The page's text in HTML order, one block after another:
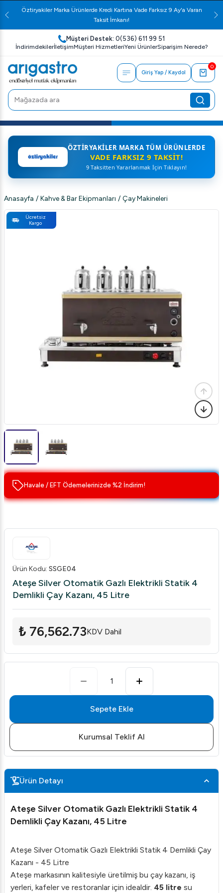
Öztiryakiler Marka Ürünlerde Kredi Kartına Vade Farksız 9 Ay'a Varan
Taksit İmkanı!
Müşteri Destek: 0(536) 611 99 51
İndirimdekilerİletişimMüşteri HizmetleriYeni ÜrünlerSiparişim Nerede?
Giriş Yap / Kaydol
0
ÖZTIRYAKILER MARKA TÜM ÜRÜNLERDE
VADE FARKSIZ 9 TAKSIT!
9 Taksitten Yararlanmak İçin Tıklayın!
Anasayfa / Kahve & Bar Ekipmanları / Çay Makineleri
Ücretsiz
Kargo
Havale / EFT Ödemelerinizde %2 İndirim!
Ürün Kodu: SSGE04
Ateşe Silver Otomatik Gazlı Elektrikli Statik 4
Demlikli Çay Kazanı, 45 Litre
₺ 76,562.73KDV Dahil
1
Sepete Ekle
Kurumsal Teklif Al
Ürün Detayı
Ateşe Silver Otomatik Gazlı Elektrikli Statik 4
Demlikli Çay Kazanı, 45 Litre
Ateşe Silver Otomatik Gazlı Elektrikli Statik 4 Demlikli Çay
Kazanı - 45 Litre
Ateşe markasının kalitesiyle üretilmiş bu çay kazanı, iş
yerleri, kafeler ve restoranlar için idealdir. 45 litre su